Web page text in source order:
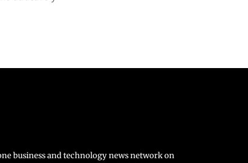
business and technology news network on